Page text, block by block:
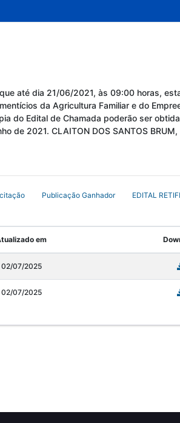
até dia 21/06/2021, às 09:00 horas,
da Agricultura Familiar e do
do Edital de Chamada poderão ser
de 2021. CLAITON DOS SANTOS BRUM,
Publicação Ganhador EDITAL
em
02/07/2025
02/07/2025